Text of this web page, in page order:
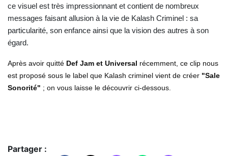
ce visuel est très impressionnant et contient de nombreux
messages faisant allusion à la vie de Kalash Criminel : sa
particularité, son enfance ainsi que la vision des autres à son
égard.
Après avoir quitté Def Jam et Universal récemment, ce clip nous
est proposé sous le label que Kalash criminel vient de créer "Sale
Sonorité" ; on vous laisse le découvrir ci-dessous.
Partager :